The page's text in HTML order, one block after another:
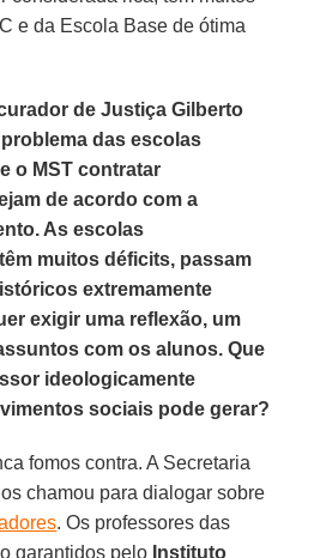
e da Escola Base de ótima
de Justiça Gilberto
das escolas
o MST contratar
de acordo com a
As escolas
muitos déficits, passam
extremamente
exigir uma reflexão, um
com os alunos. Que
ideologicamente
sociais pode gerar?
fomos contra. A Secretaria
chamou para dialogar sobre
. Os professores das
garantidos pelo Instituto